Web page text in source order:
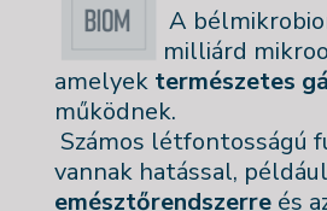
A
milliárd
amelyektermészetes
működnek.
Számos létfontosságú
vannak hatással,
emésztőrendszerreés